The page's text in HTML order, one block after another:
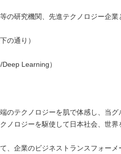
の研究機関、先進テクノロジー企
の通り）
Learning）
のテクノロジーを肌で体感し、当
ノロジーを駆使して日本社会、世
、企業のビジネストランスフォー